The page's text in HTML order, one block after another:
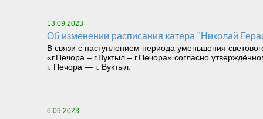
13.09.2023
Об изменении расписания катера "Николай
В связи с наступлением периода уменьшения
«г.Печора – г.Вуктыл – г.Печора» согласно
г. Печора — г. Вуктыл.
6.09.2023